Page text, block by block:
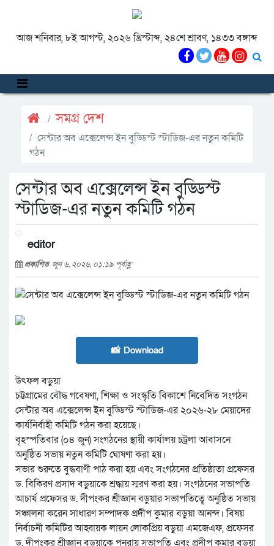
আজ শনিবার, ৮ই আগস্ট, ২০২৬ খ্রিস্টাব্দ, ২৪শে শ্রাবণ, ১৪৩৩ বঙ্গাব্দ
সমগ্র দেশ
সেন্টার অব এক্সেলেন্স ইন বুড্ডিস্ট স্টাডিজ-এর নতুন কমিটি
গঠন
সেন্টার অব এক্সেলেন্স ইন বুড্ডিস্ট
স্টাডিজ-এর নতুন কমিটি গঠন
editor
প্রকাশিত জুন ৬, ২০২৬, ০১:১৯ পূর্বাহ্ণ
📸 Download
উৎফল বড়ুয়া
চট্টগ্রামের বৌদ্ধ গবেষণা, শিক্ষা ও সংস্কৃতি বিকাশে নিবেদিত সংগঠন
সেন্টার অব এক্সেলেন্স ইন বুড্ডিস্ট স্টাডিজ-এর ২০২৬-২৮ মেয়াদের
কার্যনির্বাহী কমিটি গঠন করা হয়েছে।
বৃহস্পতিবার (০৪ জুন) সংগঠনের স্থায়ী কার্যালয় চট্রলা আবাসনে
অনুষ্ঠিত সভায় নতুন কমিটি ঘোষণা করা হয়।
সভার শুরুতে বুদ্ধবাণী পাঠ করা হয় এবং সংগঠনের প্রতিষ্ঠাতা প্রফেসর
ড. বিকিরণ প্রসাদ বড়ুয়াকে শ্রদ্ধায় স্মরণ করা হয়। সংগঠনের সভাপতি
আচার্য প্রফেসর ড. দীপংকর শ্রীজ্ঞান বড়ুয়ার সভাপতিত্বে অনুষ্ঠিত সভায়
সঞ্চালনা করেন সাধারণ সম্পাদক প্রদীপ কুমার বড়ুয়া আনন্দ। বিষয়
নির্বাচনী কমিটির আহ্বায়ক লায়ন লোকপ্রিয় বড়ুয়া এমজেএফ, প্রফেসর
ড. দীপংকর শ্রীজ্ঞান বড়ুয়াকে পুনরায় সভাপতি এবং প্রদীপ কুমার বড়ুয়া